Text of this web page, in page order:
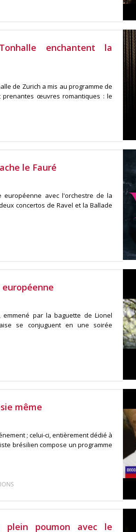
enchantent la
de Zurich a mis au programme de
œuvres romantiques : le
le Fauré
européenne avec l'orchestre de la
concertos de Ravel et la Ballade
par la baguette de Lionel
se conjuguent en une soirée
même
; celui-ci, entièrement dédié à
brésilien compose un programme
plein poumon avec le